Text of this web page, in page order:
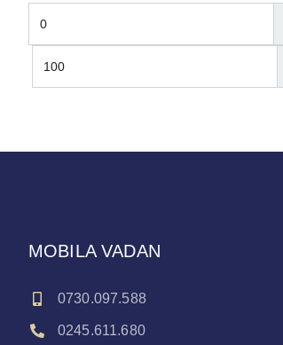
MOBILA VADAN
0730.097.588
0245.611.680